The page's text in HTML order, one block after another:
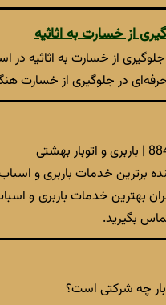
از خسارت به اثاثیه
جلوگیری از خسارت به اثاثیه
حرفه‌ای در جلوگیری از خسارت
برترین خدمات باربری و
تهران بهترین خدمات باربری و
بگیرید.
چه شرکتی است؟